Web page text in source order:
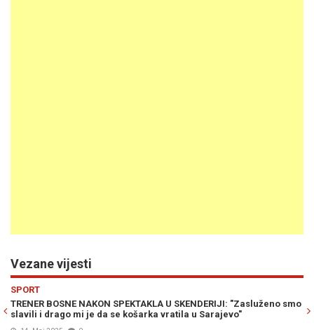
Vezane vijesti
smo "SB" U DVORANI MIRZA DELIBAŠIĆ: Utakmica koja piše
Bosna igra protiv Ilirije (FOTO)